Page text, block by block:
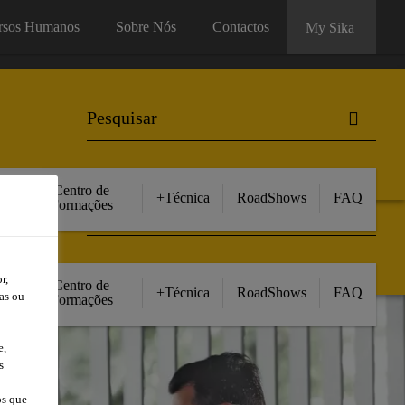
Sobre Nós My Sika
Centro de
Formações
+Técnica RoadShows FAQ
Humanos Sobre Nós Contactos My Sika
Centro de
Formações
+Técnica RoadShows FAQ
ou
que